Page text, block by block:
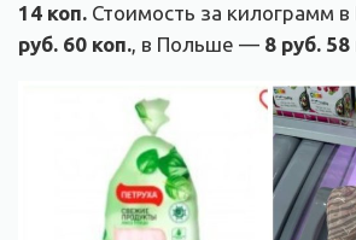
14 коп. Стоимость за килограмм
руб. 60 коп., в Польше — 8 руб. 58